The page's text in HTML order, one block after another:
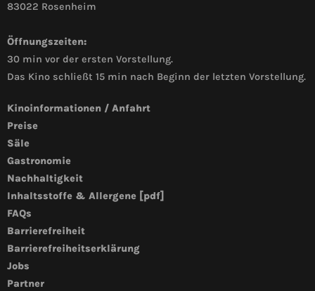
83022 Rosenheim
Öffnungszeiten:
30 min vor der ersten Vorstellung.
Das Kino schließt 15 min nach Beginn der letzten Vorstellung.
Kinoinformationen / Anfahrt
Preise
Säle
Gastronomie
Nachhaltigkeit
Inhaltsstoffe & Allergene [pdf]
FAQs
Barrierefreiheit
Barrierefreiheitserklärung
Jobs
Partner